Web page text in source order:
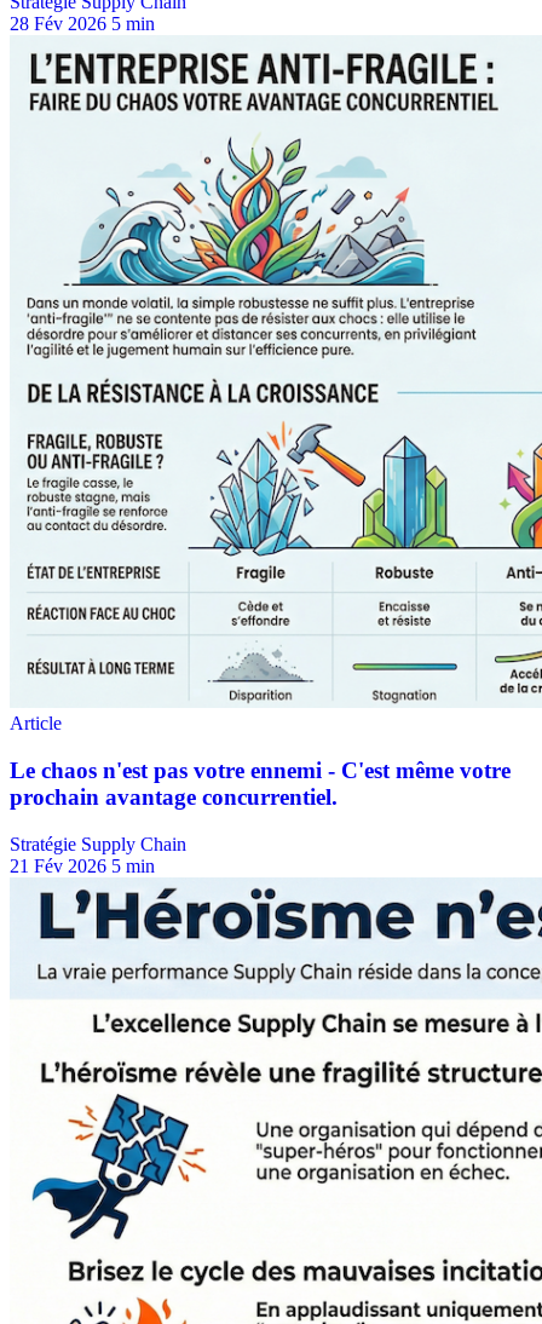
28 Fév 2026 5 min
Stratégie Supply Chain
21 Fév 2026 5 min